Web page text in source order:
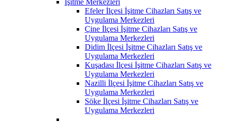
Efeler İlçesi İşitme Cihazları Satış ve
Uygulama Merkezleri
Çine İlçesi İşitme Cihazları Satış ve
Uygulama Merkezleri
Didim İlçesi İşitme Cihazları Satış ve
Uygulama Merkezleri
Kuşadası İlçesi İşitme Cihazları Satış ve
Uygulama Merkezleri
Nazilli İlçesi İşitme Cihazları Satış ve
Uygulama Merkezleri
Söke İlçesi İşitme Cihazları Satış ve
Uygulama Merkezleri